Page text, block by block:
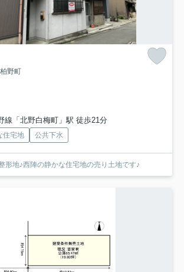
野町
線「北野白梅町」駅 徒歩21分
住宅地 公共下水
形地♪西陣の静かな住宅地の売り土地です♪